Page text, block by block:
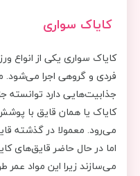
کایاک سواری
کایاک سواری یکی از
فردی و گروهی اجرا می‌شود.
جذابیت‌هایی دارد توانسته
کایاک یا همان قایق با
می‌رود. معمولا در گذشته
اما در حال حاضر قایق‌های
می‌سازند زیرا این مواد عمر